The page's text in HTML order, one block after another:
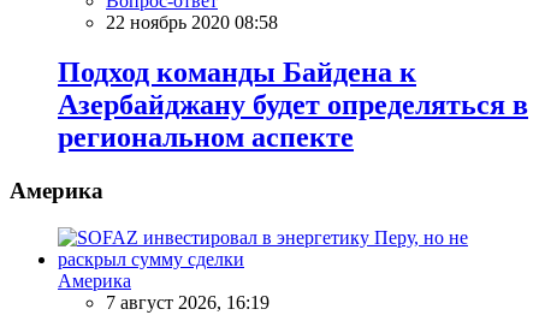
22 ноябрь 2020 08:58
Подход команды Байдена к
Азербайджану будет определяться в
региональном аспекте
Америка
Америка
7 август 2026, 16:19